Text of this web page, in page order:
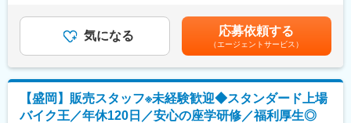
■研修制度：
経験の浅い方でも勉強をしながらじっくりスキルを身につけられ
ます◎
配属先部署に所属した後はOJTを通して業務を指導します。
・目的に合わせた様々な研修を用意（フォローアップ研修、eラー
ニング研修、各種階層別研修、IK経営塾等）
・Webで商品や業務について学習する『バイク王カレッジ』など
もあり
Ｌテレアポや飛び込みなどの新規開拓は一切ナシ
ＬTV CMやWeb広告による100％反響型営業スタイル
を含む）＜昇給有無＞有＜残業手当＞有＜給与補足＞※年収は経
験・スキルを基に決定■業績連動型賞与：年2回※会社業績による■
昇給：年1回※人事考課による■実績：・年収346万円（月収26万
円）／24歳 副店長職 経験2年・年収420万円（月収35万円）／35
歳 店長職 経験6年・年収588万円／38歳 マネージャー 入社8年目
賃金はあくまでも目安の金額であり、選考を通じて上下する可能
性があります。月給(月額)は固定手当を含めた表記です。
気になる 応募依頼する
（エージェントサービス）
【盛岡】販売スタッフ※未経験歓迎◆スタンダード上場
バイク王／年休120日／安心の座学研修／福利厚生◎